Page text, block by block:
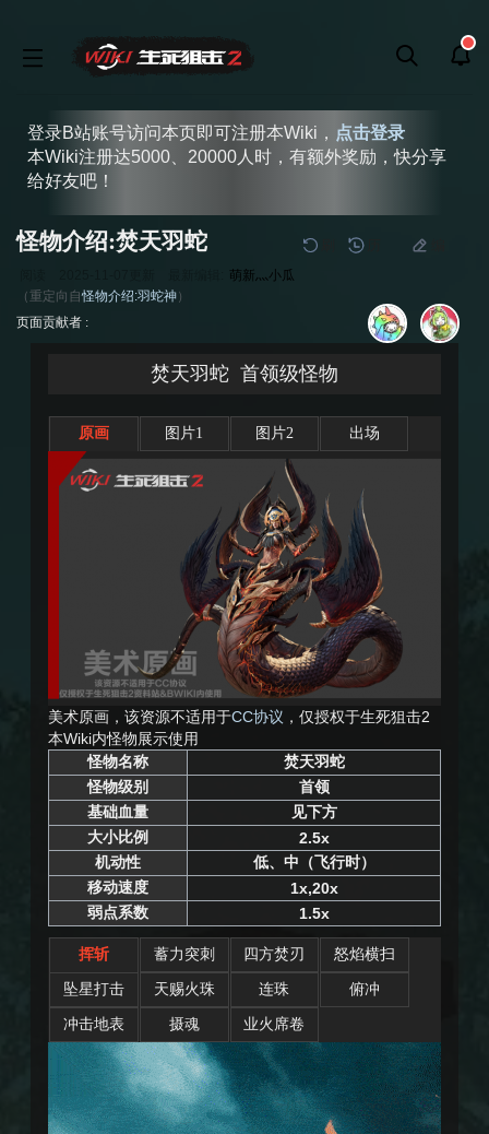
登录B站账号访问本页即可注册本Wiki， 点击登录
本Wiki注册达5000、20000人时，有额外奖励，快分享
给好友吧！
怪物介绍:焚天羽蛇
萌新灬小瓜
（重定向自怪物介绍:羽蛇神）
跳
跳
页面贡献者 :
焚天羽蛇 首领级怪物
原画 图片1 图片2 出场
美术原画，该资源不适用于CC协议 ，仅授权于生死狙击2
本Wiki内怪物展示使用
怪物名称
焚天羽蛇
怪物级别
首领
基础血量
见下方
大小比例
2.5x
机动性
低、中（飞行时）
移动速度
1x,20x
弱点系数
1.5x
挥斩 蓄力突刺 四方焚刃 怒焰横扫
坠星打击 天赐火珠 连珠 俯冲
冲击地表 摄魂 业火席卷